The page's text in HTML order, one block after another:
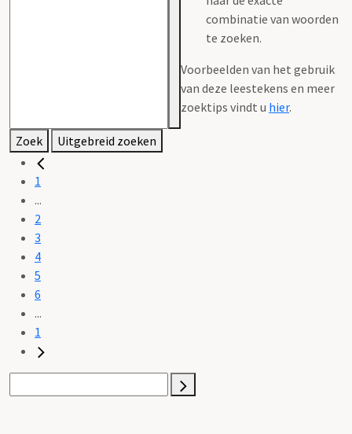
combinatie van woorden
te zoeken.
Voorbeelden van het gebruik
van deze leestekens en meer
zoektips vindt u hier.
Zoek Uitgebreid zoeken
1
...
2
3
4
5
6
...
1